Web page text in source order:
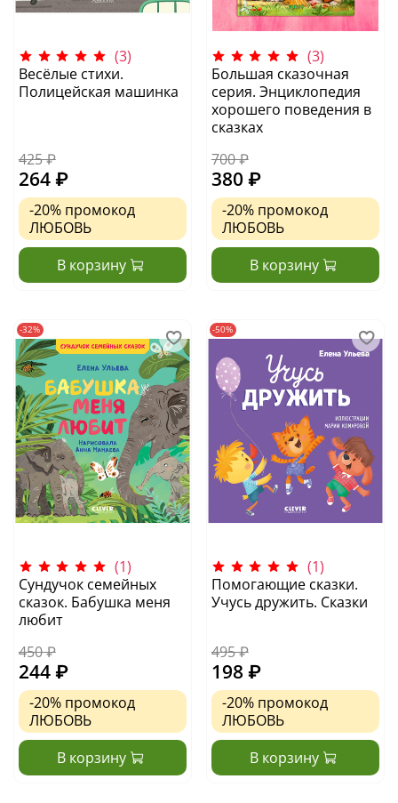
(3)
Весёлые стихи.
Полицейская машинка
425 ₽
264 ₽
-20% промокод
ЛЮБОВЬ
В корзину
(3)
Большая сказочная
серия. Энциклопедия
хорошего поведения в
сказках
700 ₽
380 ₽
-20% промокод
ЛЮБОВЬ
В корзину
-32%
(1)
Сундучок семейных
сказок. Бабушка меня
любит
450 ₽
244 ₽
-20% промокод
ЛЮБОВЬ
В корзину
-50%
(1)
Помогающие сказки.
Учусь дружить. Сказки
495 ₽
198 ₽
-20% промокод
ЛЮБОВЬ
В корзину